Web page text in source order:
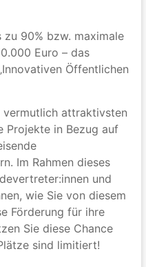
90% bzw. maximale
Euro – das
Öffentlichen
attraktivsten
Projekte in Bezug auf
Im Rahmen dieses
und
wie Sie von diesem
Förderung für ihre
Sie diese Chance
sind limitiert!